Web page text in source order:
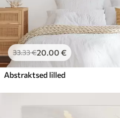
33.33€20.00 €
Abstraktsed lilled